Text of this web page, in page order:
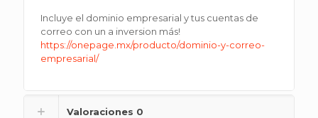
Incluye el dominio empresarial y tus cuentas de
correo con un a inversion más!
https://onepage.mx/producto/dominio-y-correo-
empresarial/
Valoraciones 0